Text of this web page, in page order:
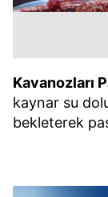
Kavanozları
kaynar su
bekleterek